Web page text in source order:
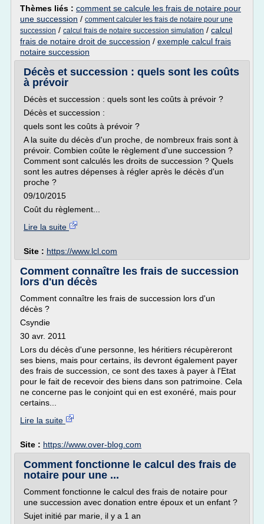
Thèmes liés : comment se calcule les frais de notaire pour
une succession / comment calculer les frais de notaire pour une
succession / calcul frais de notaire succession simulation / calcul
frais de notaire droit de succession / exemple calcul frais
notaire succession
Décès et succession : quels sont les coûts
à prévoir
Décès et succession : quels sont les coûts à prévoir ?
Décès et succession :
quels sont les coûts à prévoir ?
A la suite du décès d'un proche, de nombreux frais sont à
prévoir. Combien coûte le règlement d'une succession ?
Comment sont calculés les droits de succession ? Quels
sont les autres dépenses à régler après le décès d'un
proche ?
09/10/2015
Coût du règlement...
Lire la suite
Site : https://www.lcl.com
Comment connaître les frais de succession
lors d'un décès
Comment connaître les frais de succession lors d'un
décès ?
Csyndie
30 avr. 2011
Lors du décès d'une personne, les héritiers récupèreront
ses biens, mais pour certains, ils devront également payer
des frais de succession, ce sont des taxes à payer à l'Etat
pour le fait de recevoir des biens dans son patrimoine. Cela
ne concerne pas le conjoint qui en est exonéré, mais pour
certains...
Lire la suite
Site : https://www.over-blog.com
Comment fonctionne le calcul des frais de
notaire pour une ...
Comment fonctionne le calcul des frais de notaire pour
une succession avec donation entre époux et un enfant ?
Sujet initié par marie, il y a 1 an